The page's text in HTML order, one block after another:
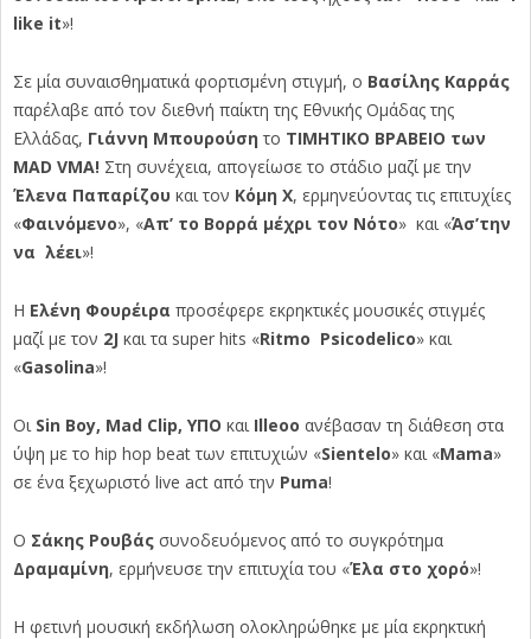
like it»!
Σε μία συναισθηματικά φορτισμένη στιγμή, ο Βασίλης Καρράς
παρέλαβε από τον διεθνή παίκτη της Εθνικής Ομάδας της
Ελλάδας, Γιάννη Μπουρούση το ΤΙΜΗΤΙΚΟ ΒΡΑΒΕΙΟ των
MAD VMA! Στη συνέχεια, απογείωσε το στάδιο μαζί με την
Έλενα Παπαρίζου και τον Κόμη Χ, ερμηνεύοντας τις επιτυχίες
«Φαινόμενο», «Απ’ το Βορρά μέχρι τον Νότο» και «Άσ’την
να λέει»!
Η Ελένη Φουρέιρα προσέφερε εκρηκτικές μουσικές στιγμές
μαζί με τον 2J και τα super hits «Ritmo Psicodelico» και
«Gasolina»!
Οι Sin Boy, Mad Clip, YΠΟ και Illeoo ανέβασαν τη διάθεση στα
ύψη με το hip hop beat των επιτυχιών «Sientelo» και «Mama»
σε ένα ξεχωριστό live act από την Puma!
Ο Σάκης Ρουβάς συνοδευόμενος από το συγκρότημα
Δραμαμίνη, ερμήνευσε την επιτυχία του «Έλα στο χορό»!
Η φετινή μουσική εκδήλωση ολοκληρώθηκε με μία εκρηκτική